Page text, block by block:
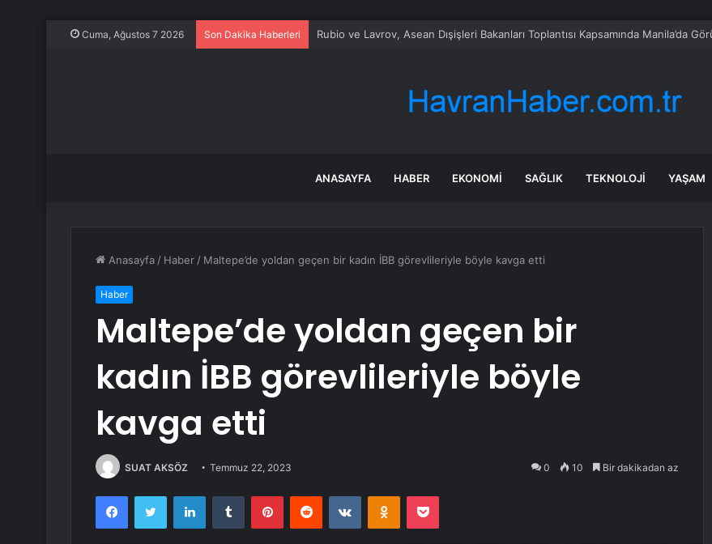
Cuma, Ağustos 7 2026 Son Dakika Haberleri İnegöl’de Motosiklet Kazası: İki Yaralı
ANASAYFA HABER EKONOMI SAĞLIK TEKNOLOJI YAŞAM
Anasayfa / Haber / Maltepe’de yoldan geçen bir kadın İBB görevlileriyle böyle kavga etti
Haber
Maltepe’de yoldan geçen bir
kadın İBB görevlileriyle böyle
kavga etti
SUAT AKSÖZ Temmuz 22, 2023 0 10 Bir dakikadan az
FacebookTwitter LinkedInTumblr PinterestReddit VKontakteOdnoklassniki
Pocket